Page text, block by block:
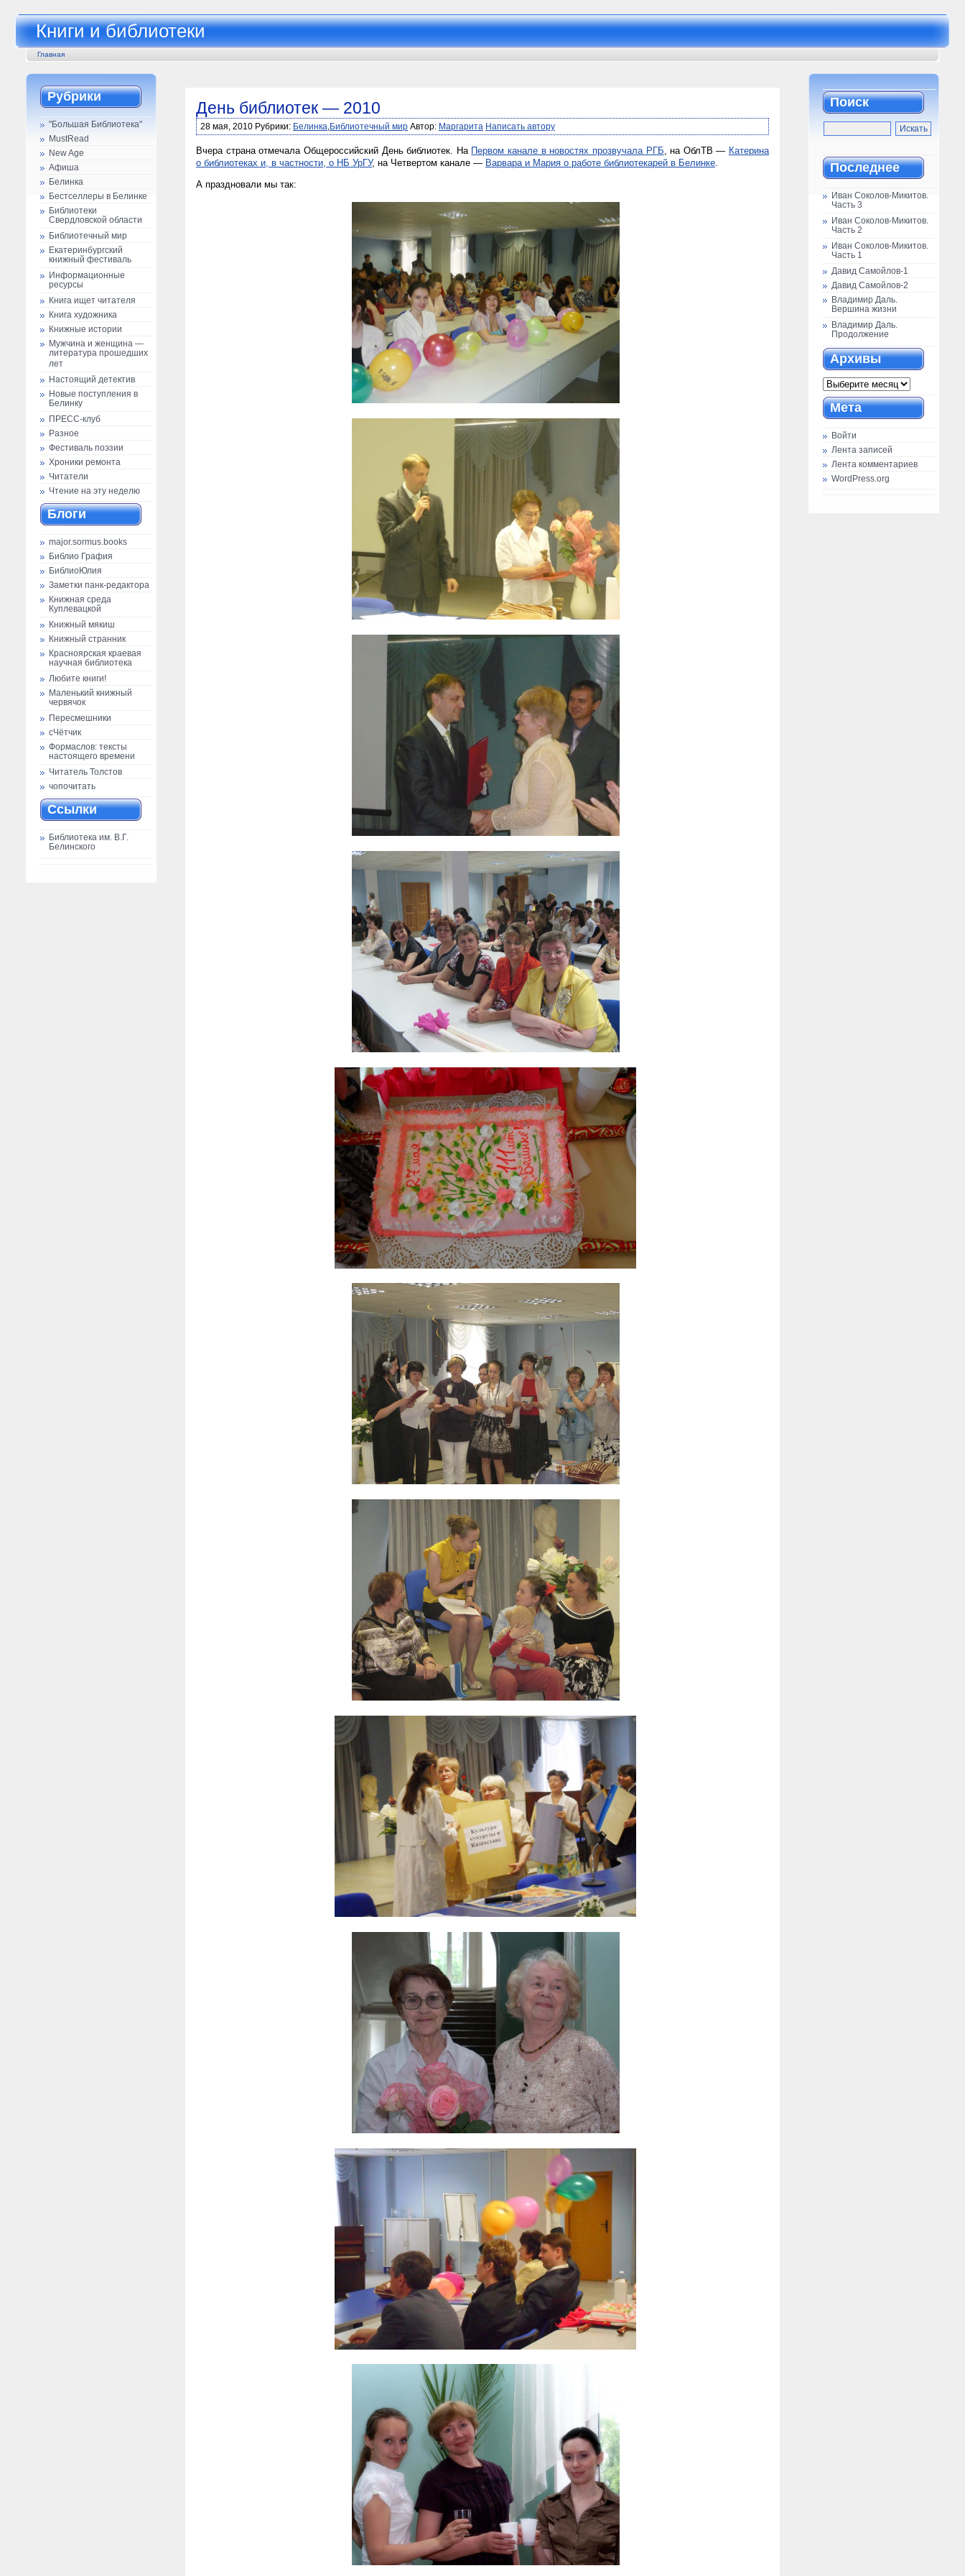
Книги и библиотеки
Главная
Рубрики
"Большая Библиотека"
MustRead
New Age
Афиша
Белинка
Бестселлеры в Белинке
Библиотеки
Свердловской области
Библиотечный мир
Екатеринбургский
книжный фестиваль
Информационные
ресурсы
Книга ищет читателя
Книга художника
Книжные истории
Мужчина и женщина —
литература прошедших
лет
Настоящий детектив
Новые поступления в
Белинку
ПРЕСС-клуб
Разное
Фестиваль поэзии
Хроники ремонта
Читатели
Чтение на эту неделю
Блоги
major.sormus.books
Библио Графия
БиблиоЮлия
Заметки панк-редактора
Книжная среда
Куплевацкой
Книжный мякиш
Книжный странник
Красноярская краевая
научная библиотека
Любите книги!
Маленький книжный
червячок
Пересмешники
сЧётчик
Формаслов: тексты
настоящего времени
Читатель Толстов
чопочитать
Ссылки
Библиотека им. В.Г.
Белинского
Поиск
Последнее
Иван Соколов-Микитов.
Часть 3
Иван Соколов-Микитов.
Часть 2
Иван Соколов-Микитов.
Часть 1
Давид Самойлов-1
Давид Самойлов-2
Владимир Даль.
Вершина жизни
Владимир Даль.
Продолжение
Архивы
Архивы
Мета
Войти
Лента записей
Лента комментариев
WordPress.org
День библиотек — 2010
28 мая, 2010 Рубрики: Белинка Библиотечный мир Автор: Маргарита Написать автору
Вчера страна отмечала Общероссийский День библиотек. На Первом канале в новостях прозвучала РГБ , на ОблТВ — Катерина
о библиотеках и, в частности, о НБ УрГУ, на Четвертом канале — Варвара и Мария о работе библиотекарей в Белинке
А праздновали мы так: